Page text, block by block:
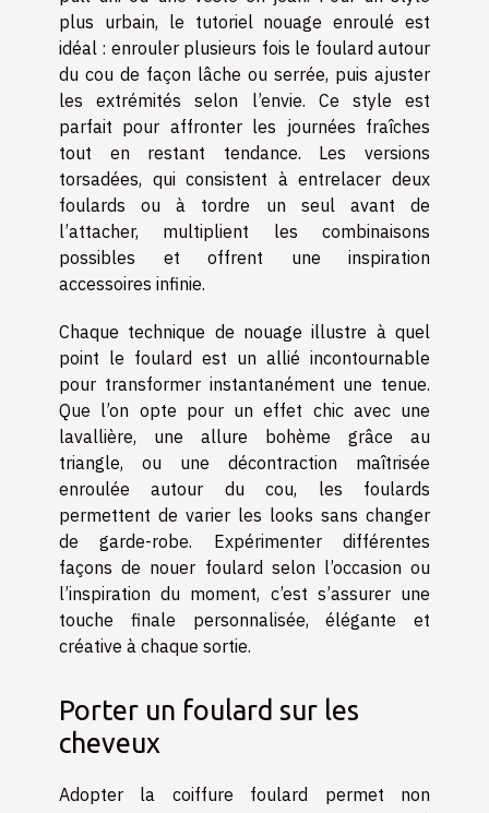
plus urbain, le tutoriel nouage enroulé est
idéal : enrouler plusieurs fois le foulard autour
du cou de façon lâche ou serrée, puis ajuster
les extrémités selon l’envie. Ce style est
parfait pour affronter les journées fraîches
tout en restant tendance. Les versions
torsadées, qui consistent à entrelacer deux
foulards ou à tordre un seul avant de
l’attacher, multiplient les combinaisons
possibles et offrent une inspiration
accessoires infinie.
Chaque technique de nouage illustre à quel
point le foulard est un allié incontournable
pour transformer instantanément une tenue.
Que l’on opte pour un effet chic avec une
lavallière, une allure bohème grâce au
triangle, ou une décontraction maîtrisée
enroulée autour du cou, les foulards
permettent de varier les looks sans changer
de garde-robe. Expérimenter différentes
façons de nouer foulard selon l’occasion ou
l’inspiration du moment, c’est s’assurer une
touche finale personnalisée, élégante et
créative à chaque sortie.
Porter un foulard sur les
cheveux
Adopter la coiffure foulard permet non